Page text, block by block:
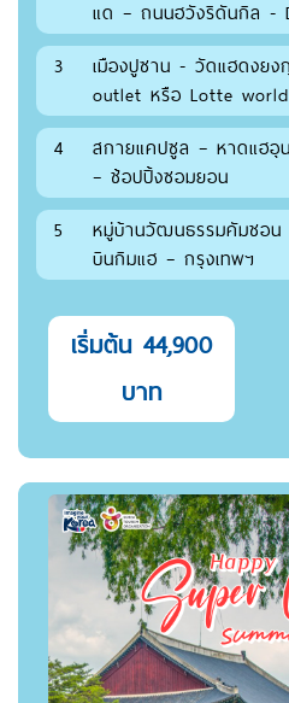
แด – ถนนฮวังริดันกิล -
3
เมืองปูซาน - วัดแฮดงย
outlet หรือ Lotte
4
สกายแคปซูล – หาดแฮอุ
– ช้อปปิ้งซอมยอน
5
หมู่บ้านวัฒนธรรมคัมชอ
บินกิมแฮ – กรุงเทพฯ
เริ่มต้น 44,900
บาท